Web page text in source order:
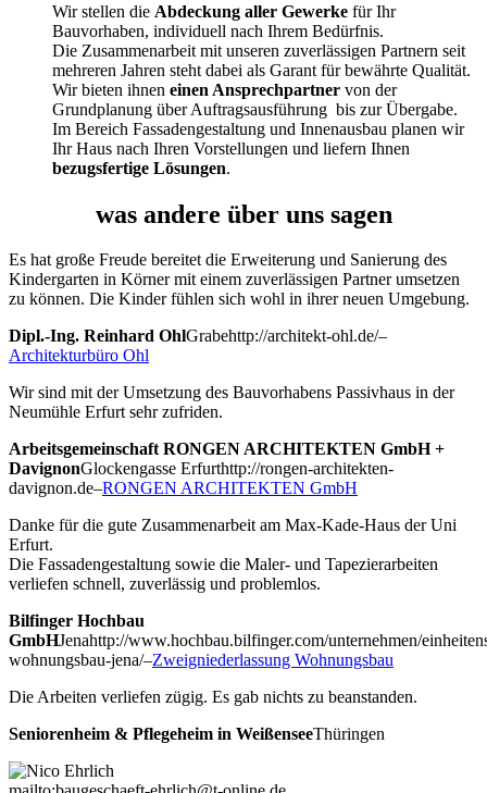
Wir stellen die Abdeckung aller Gewerke für Ihr
Bauvorhaben, individuell nach Ihrem Bedürfnis.
Die Zusammenarbeit mit unseren zuverlässigen Partnern seit
mehreren Jahren steht dabei als Garant für bewährte Qualität.
Wir bieten ihnen einen Ansprechpartner von der
Grundplanung über Auftragsausführung bis zur Übergabe.
Im Bereich Fassadengestaltung und Innenausbau planen wir
Ihr Haus nach Ihren Vorstellungen und liefern Ihnen
bezugsfertige Lösungen.
was andere über uns sagen
Es hat große Freude bereitet die Erweiterung und Sanierung des
Kindergarten in Körner mit einem zuverlässigen Partner umsetzen
zu können. Die Kinder fühlen sich wohl in ihrer neuen Umgebung.
Dipl.-Ing. Reinhard OhlGrabehttp://architekt-ohl.de/–
Architekturbüro Ohl
Wir sind mit der Umsetzung des Bauvorhabens Passivhaus in der
Neumühle Erfurt sehr zufriden.
Arbeitsgemeinschaft RONGEN ARCHITEKTEN GmbH +
DavignonGlockengasse Erfurthttp://rongen-architekten-
davignon.de–RONGEN ARCHITEKTEN GmbH
Danke für die gute Zusammenarbeit am Max-Kade-Haus der Uni
Erfurt.
Die Fassadengestaltung sowie die Maler- und Tapezierarbeiten
verliefen schnell, zuverlässig und problemlos.
Bilfinger Hochbau
GmbHJenahttp://www.hochbau.bilfinger.com/unternehmen/
wohnungsbau-jena/–Zweigniederlassung Wohnungsbau
Die Arbeiten verliefen zügig. Es gab nichts zu beanstanden.
Seniorenheim & Pflegeheim in WeißenseeThüringen